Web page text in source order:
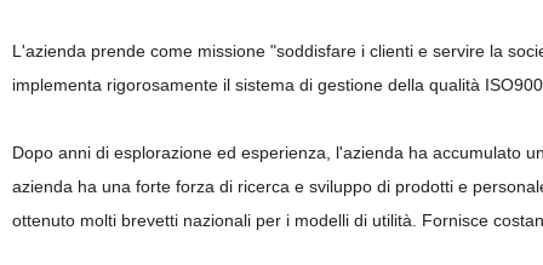
L'azienda prende come missione "soddisfare i clienti e servire la
implementa rigorosamente il sistema di gestione della qualità
Dopo anni di esplorazione ed esperienza, l'azienda ha accumulato
azienda ha una forte forza di ricerca e sviluppo di prodotti e
ottenuto molti brevetti nazionali per i modelli di utilità. Fornisce